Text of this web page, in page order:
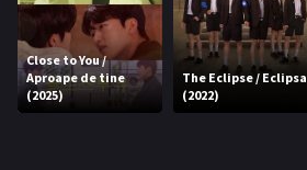
Close to You /
Aproape de tine
(2025)
The Eclipse / Eclipsa
(2022)